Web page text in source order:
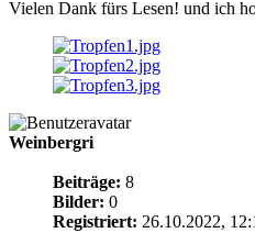
Vielen Dank fürs Lesen! und ich
Weinbergri
Beiträge: 8
Bilder: 0
Registriert: 26.10.2022,